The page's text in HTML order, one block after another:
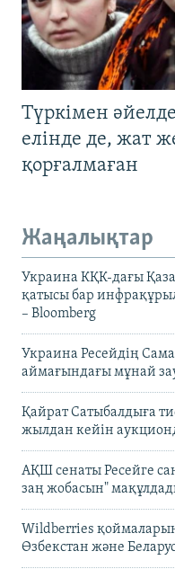
Түркімен
елінде де, жат
қорғалмаған
Жаңалықтар
Украина КҚК-дағы
қатысы бар
– Bloomberg
Украина Ресейдің
аймағындағы мұнай
Қайрат Сатыбалдыға
жылдан кейін
АҚШ сенаты Ресейге
заң жобасын"
Wildberries
Өзбекстан және